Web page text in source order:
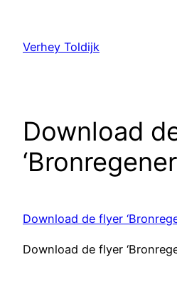
Verhey Toldijk
Download
Download de flyer
Download de flyer